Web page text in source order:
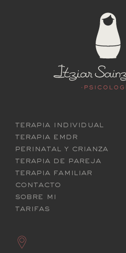
terapia individual
terapia emdr
perinatal y crianza
terapia de pareja
terapia familiar
contacto
sobre mi
tarifas